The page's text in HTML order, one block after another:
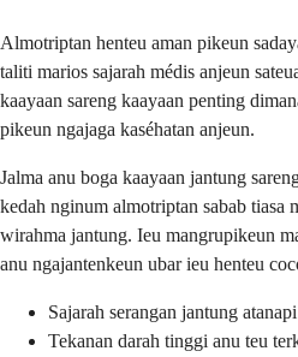
Almotriptan henteu aman pikeun
taliti marios sajarah médis anjeun
kaayaan sareng kaayaan penting
pikeun ngajaga kaséhatan anjeun.
Jalma anu boga kaayaan jantung
kedah nginum almotriptan sabab tiasa
wirahma jantung. Ieu mangrupikeun
anu ngajantenkeun ubar ieu henteu
Sajarah serangan jantung
Tekanan darah tinggi anu teu